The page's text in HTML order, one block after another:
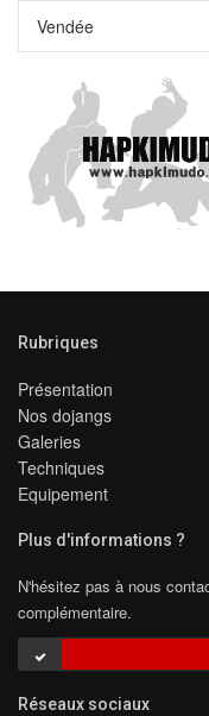
Vendée
Rubriques
Présentation
Nos dojangs
Galeries
Techniques
Equipement
Plus d'informations ?
N'hésitez pas à nous
complémentaire.
Réseaux sociaux